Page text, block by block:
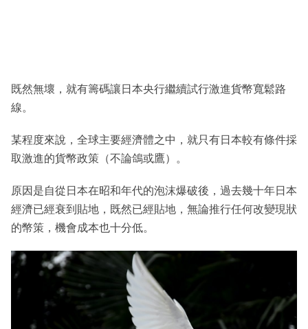
既然無壞，就有籌碼讓日本央行繼續試行激進貨幣寬鬆路
線。
某程度來說，全球主要經濟體之中，就只有日本較有條件採
取激進的貨幣政策（不論鴿或鷹）。
原因是自從日本在昭和年代的泡沫爆破後，過去幾十年日本
經濟已經衰到貼地，既然已經貼地，無論推行任何改變現狀
的幣策，機會成本也十分低。